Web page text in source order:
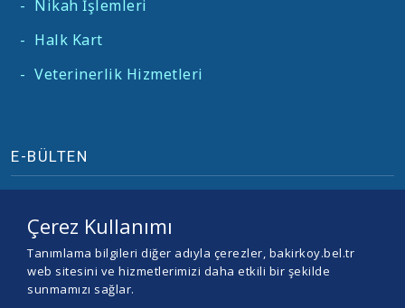
- Nikah İşlemleri
- Halk Kart
- Veterinerlik Hizmetleri
E-BÜLTEN
Çerez Kullanımı
Tanımlama bilgileri diğer adıyla çerezler, bakirkoy.bel.tr
web sitesini ve hizmetlerimizi daha etkili bir şekilde
sunmamızı sağlar.